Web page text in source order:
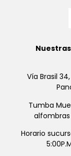
Vía Brasil
Tumba
alfombras
Horario